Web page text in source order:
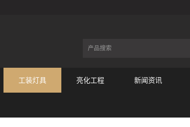
工装灯具 亮化工程 新闻资讯